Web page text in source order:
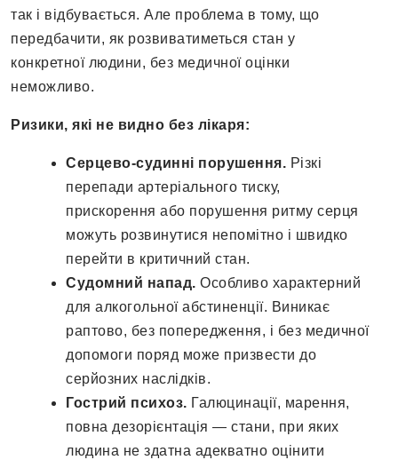
так і відбувається. Але проблема в тому, що
передбачити, як розвиватиметься стан у
конкретної людини, без медичної оцінки
неможливо.
Ризики, які не видно без лікаря:
Серцево-судинні порушення. Різкі
перепади артеріального тиску,
прискорення або порушення ритму серця
можуть розвинутися непомітно і швидко
перейти в критичний стан.
Судомний напад. Особливо характерний
для алкогольної абстиненції. Виникає
раптово, без попередження, і без медичної
допомоги поряд може призвести до
серйозних наслідків.
Гострий психоз. Галюцинації, марення,
повна дезорієнтація — стани, при яких
людина не здатна адекватно оцінити